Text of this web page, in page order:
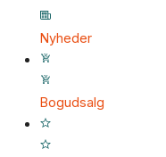
Nyheder
Bogudsalg